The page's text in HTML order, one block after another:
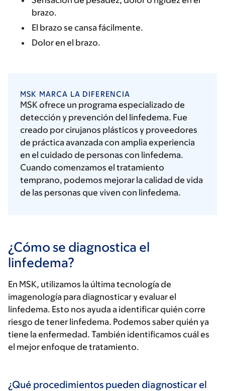
brazo.
El brazo se cansa fácilmente.
Dolor en el brazo.
MSK MARCA LA DIFERENCIA
MSK ofrece un programa especializado de
detección y prevención del linfedema. Fue
creado por cirujanos plásticos y proveedores
de práctica avanzada con amplia experiencia
en el cuidado de personas con linfedema.
Cuando comenzamos el tratamiento
temprano, podemos mejorar la calidad de vida
de las personas que viven con linfedema.
¿Cómo se diagnostica el
linfedema?
En MSK, utilizamos la última tecnología de
imagenología para diagnosticar y evaluar el
linfedema. Esto nos ayuda a identificar quién corre
riesgo de tener linfedema. Podemos saber quién ya
tiene la enfermedad. También identificamos cuál es
el mejor enfoque de tratamiento.
¿Qué procedimientos pueden diagnosticar el